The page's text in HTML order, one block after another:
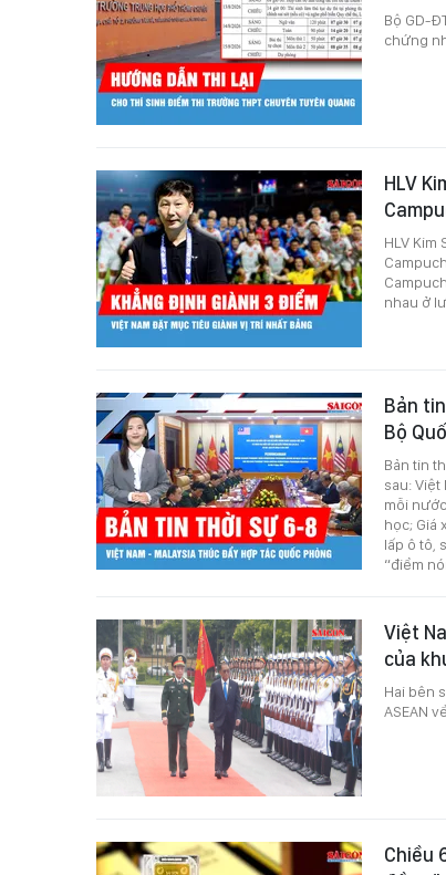
Bộ GD-
chứng
HLV
HLV
nhau ở
Bản
Bộ
Bản tin
sau:
mỗi
học; Giá
lấp ô tô,
“điểm
Việt
của
Hai bên
ASEAN
Chiều